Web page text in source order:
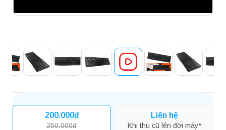
200.000đ
250.000đ
Liên hệ
Khi thu cũ lên đời máy*